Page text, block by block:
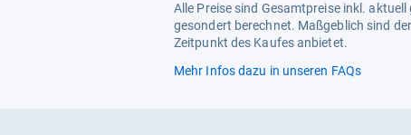
Alle Preise sind Gesamtpreise inkl.
gesondert berechnet. Maßgeblich sind
Zeitpunkt des Kaufes anbietet.
Mehr Infos dazu in unseren FAQs